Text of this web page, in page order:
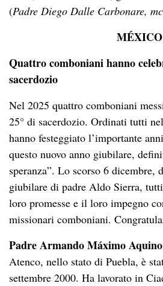
(Padre Diego Dalle Carbonare,
MÉXICO
Quattro comboniani hanno
sacerdozio
Nel 2025 quattro comboniani
25° di sacerdozio. Ordinati tutti
hanno festeggiato l’importante
questo nuovo anno giubilare,
speranza”. Lo scorso 6 dicembre,
giubilare di padre Aldo Sierra,
loro promesse e il loro impegno
missionari comboniani.
Padre Armando Máximo Aquino
Atenco, nello stato di Puebla, è
settembre 2000. Ha lavorato in